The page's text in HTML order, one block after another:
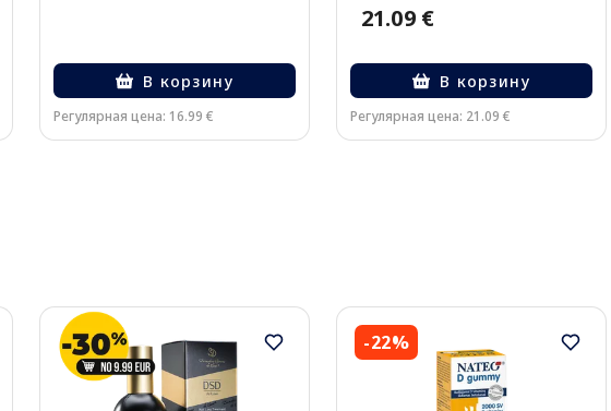
В корзину
Регулярная цена: 16.99 €
21.09 €
В корзину
Регулярная цена: 21.09 €
-22%